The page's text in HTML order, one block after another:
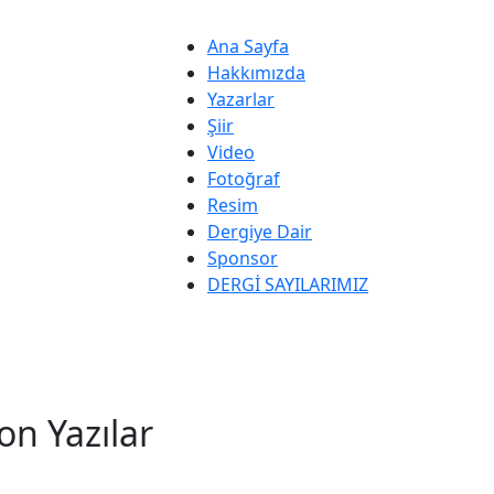
Ana Sayfa
Hakkımızda
Yazarlar
Şiir
Video
Fotoğraf
Resim
Dergiye Dair
Sponsor
DERGİ SAYILARIMIZ
Yazılar